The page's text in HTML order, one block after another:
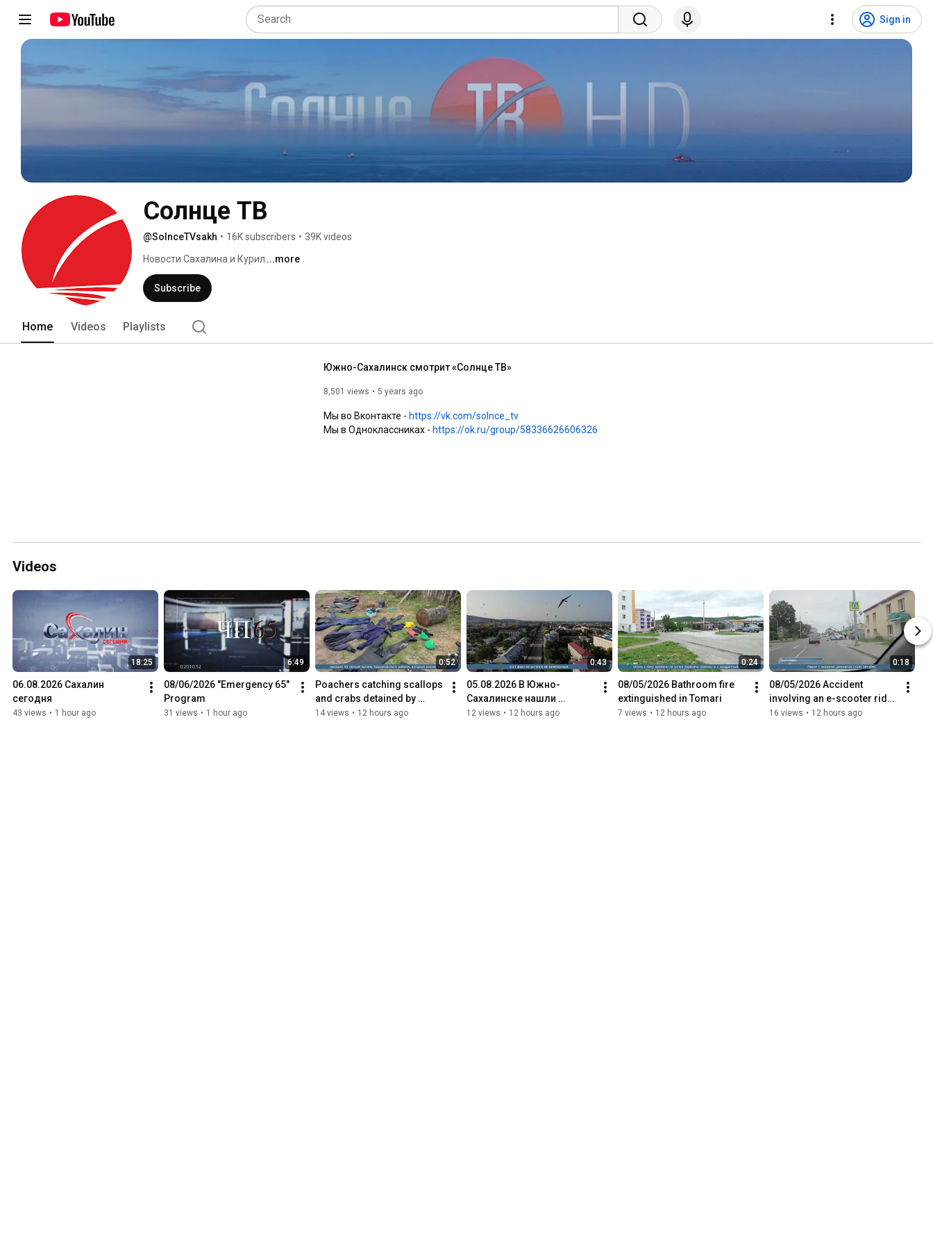
Sign in
Солнце ТВ
@SolnceTVsakh • 16K subscribers • 39K videos
Новости Сахалина и Курил ...more
Subscribe
Home Videos Playlists
Южно-Сахалинск смотрит «Солнце ТВ»
8,501 views 5 years ago
Мы во Вконтакте - https://vk.com/solnce_tv
https://ok.ru/group/58336626606326
Videos
18:25
06.08.2026 Сахалин
сегодня
43 views • 1 hour ago
6:49
08/06/2026 "Emergency 65"
Program
31 views • 1 hour ago
0:52
Poachers catching scallops
and crabs detained by
police in southern Sakhalin
14 views • 12 hours ago
0:43
05.08.2026 В Южно-
Сахалинске нашли
похитителя мопеда,
12 views • 12 hours ago
0:24
08/05/2026 Bathroom fire
extinguished in Tomari
7 views • 12 hours ago
0:18
08/05/2026 Accident
involving an e-scooter rider
occurred in the regional
16 views • 12 hours ago